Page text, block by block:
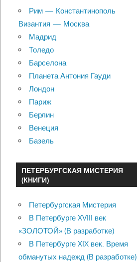
Рим — Константинополь
Византия — Москва
Мадрид
Толедо
Барселона
Планета Антония Гауди
Лондон
Париж
Берлин
Венеция
Базель
ПЕТЕРБУРГСКАЯ МИСТЕРИЯ
(КНИГИ)
Петербургская Мистерия
В Петербурге XVIII век
«ЗОЛОТОЙ» (В разработке)
В Петербурге XIX век. Время
обманутых надежд (В разработке)